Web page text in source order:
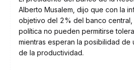
Alberto Musalem, dijo que con la
objetivo del 2% del banco
política no pueden permitirse
mientras esperan la posibilidad de
de la productividad.